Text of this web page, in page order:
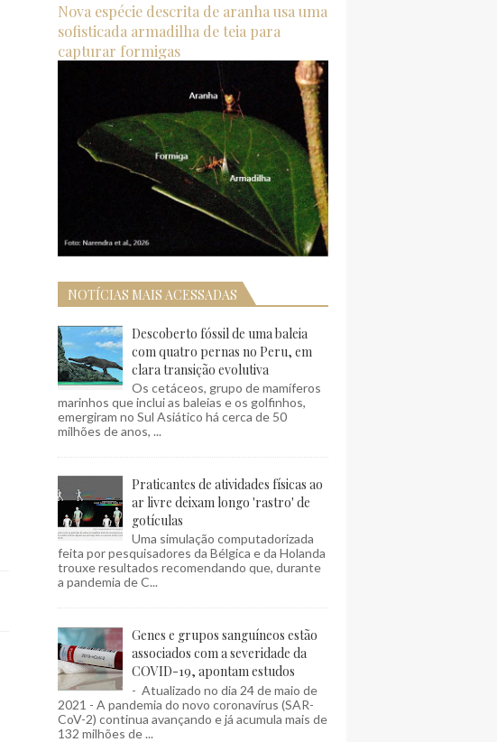
Nova espécie descrita de aranha usa uma
sofisticada armadilha de teia para
capturar formigas
NOTÍCIAS MAIS ACESSADAS
Descoberto fóssil de uma baleia
com quatro pernas no Peru, em
clara transição evolutiva
Os cetáceos, grupo de mamíferos
marinhos que inclui as baleias e os golfinhos,
emergiram no Sul Asiático há cerca de 50
milhões de anos, ...
Praticantes de atividades físicas ao
ar livre deixam longo 'rastro' de
gotículas
Uma simulação computadorizada
feita por pesquisadores da Bélgica e da Holanda
trouxe resultados recomendando que, durante
a pandemia de C...
Genes e grupos sanguíneos estão
associados com a severidade da
COVID-19, apontam estudos
- Atualizado no dia 24 de maio de
2021 - A pandemia do novo coronavírus (SAR-
CoV-2) continua avançando e já acumula mais de
132 milhões de ...